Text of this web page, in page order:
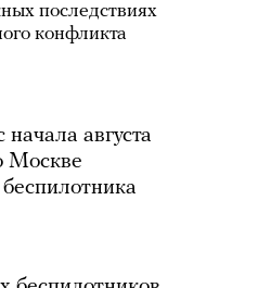
последствиях
конфликта
августа
Москве